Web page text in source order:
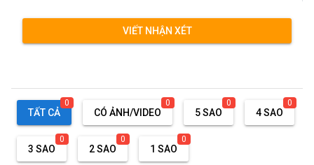
VIẾT NHẬN XÉT
TẤT CẢ
0
CÓ ẢNH/VIDEO
0
5 SAO
0
4 SAO
0
3 SAO
0
2 SAO
0
1 SAO
0